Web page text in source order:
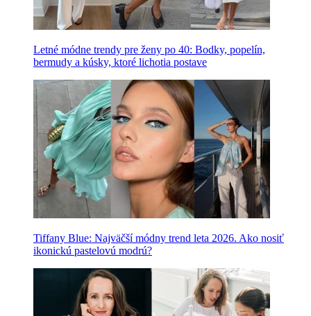
Letné módne trendy pre ženy po 40: Bodky, popelín,
bermudy a kúsky, ktoré lichotia postave
Tiffany Blue: Najväčší módny trend leta 2026. Ako nosiť
ikonickú pastelovú modrú?